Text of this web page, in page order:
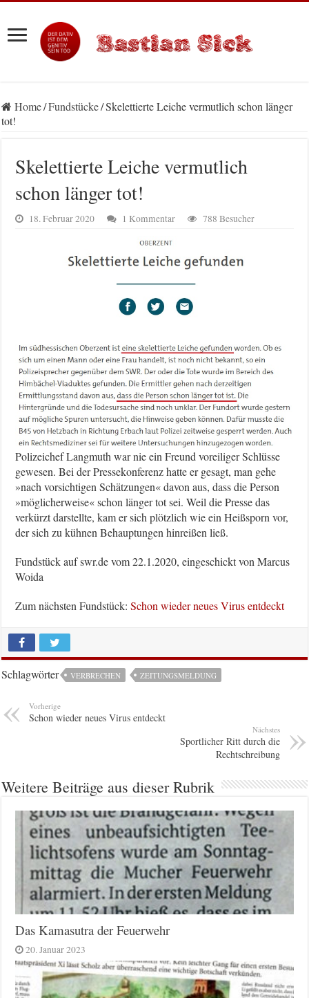
Home/Fundstücke/Skelettierte Leiche vermutlich schon länger
tot!
Skelettierte Leiche vermutlich
schon länger tot!
18. Februar 2020 1 Kommentar 788 Besucher
Polizeichef Langmuth war nie ein Freund voreiliger Schlüsse
gewesen. Bei der Pressekonferenz hatte er gesagt, man gehe
»nach vorsichtigen Schätzungen« davon aus, dass die Person
»möglicherweise« schon länger tot sei. Weil die Presse das
verkürzt darstellte, kam er sich plötzlich wie ein Heißsporn vor,
der sich zu kühnen Behauptungen hinreißen ließ.
Fundstück auf swr.de vom 22.1.2020, eingeschickt von Marcus
Woida
Zum nächsten Fundstück:Schon wieder neues Virus entdeckt
Schlagwörter VERBRECHEN ZEITUNGSMELDUNG
Vorherige
Schon wieder neues Virus entdeckt
Nächstes
Sportlicher Ritt durch die
Rechtschreibung
Weitere Beiträge aus dieser Rubrik
Das Kamasutra der Feuerwehr
20. Januar 2023